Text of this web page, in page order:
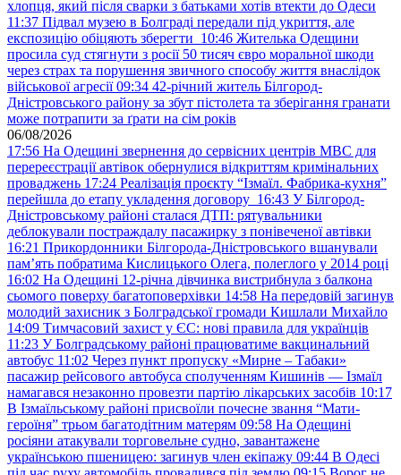
хлопця, який після сварки з батьками хотів втекти до Одеси
11:37 Підвал музею в Болграді передали під укриття, але
експозицію обіцяють зберегти 10:46 Жителька Одещини
просила суд стягнути з росії 50 тисяч євро моральної шкоди
через страх та порушення звичного способу життя внаслідок
військової агресії 09:34 42-річний житель Білгород-
Дністровського району за збут пістолета та зберігання гранати
може потрапити за ґрати на сім років
06/08/2026
17:56 На Одещині звернення до сервісних центрів МВС для
перереєстрації автівок обернулися відкриттям кримінальних
проваджень 17:24 Реалізація проєкту “Ізмаїл. Фабрика-кухня”
перейшла до етапу укладення договору 16:43 У Білгород-
Дністровському районі сталася ДТП: рятувальники
деблокували постраждалу пасажирку з понівеченої автівки
16:21 Прикордонники Білгорода-Дністровського вшанували
пам’ять побратима Кислицького Олега, полеглого у 2014 році
16:02 На Одещині 12-річна дівчинка вистрибнула з балкона
сьомого поверху багатоповерхівки 14:58 На передовій загинув
молодий захисник з Болградської громади Кишлали Михайло
14:09 Тимчасовий захист у ЄС: нові правила для українців
11:23 У Болградському районі працюватиме вакцинальний
автобус 11:02 Через пункт пропуску «Мирне – Табаки»
пасажир рейсового автобуса сполученням Кишинів — Ізмаїл
намагався незаконно провезти партію лікарських засобів 10:17
В Ізмаїльському районі присвоїли почесне звання “Мати-
героїня” трьом багатодітним матерям 09:58 На Одещині
росіяни атакували торговельне судно, завантажене
українською пшеницею: загинув член екіпажу 09:44 В Одесі